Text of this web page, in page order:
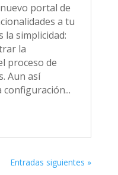
portal de
a tu
la simplicidad:
la
proceso de
Aun así
Entradas siguientes »